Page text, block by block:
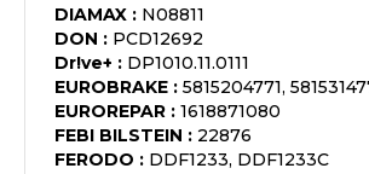
DIAMAX : N08811
DON : PCD12692
Dr!ve+ : DP1010.11.0111
EUROBRAKE : 5815204771,
EUROREPAR : 1618871080
FEBI BILSTEIN : 22876
FERODO : DDF1233, DDF1233C